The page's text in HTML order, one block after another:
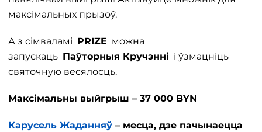
максімальных прызоў.
А з сімваламі PRIZE можна
запускаць Паўторныя Кручэнні і ўзмацніць
святочную весялосць.
Максімальны выйгрыш – 37 000 BYN
Карусель Жаданняў – месца, дзе пачынаецца